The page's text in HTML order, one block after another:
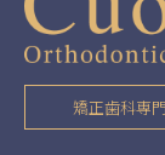
矯正歯科専